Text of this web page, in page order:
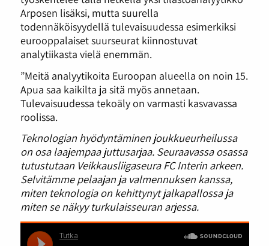
Arposen lisäksi, mutta suurella
todennäköisyydellä tulevaisuudessa esimerkiksi
eurooppalaiset suurseurat kiinnostuvat
analytiikasta vielä enemmän.
”Meitä analyytikoita Euroopan alueella on noin 15.
Apua saa kaikilta ja sitä myös annetaan.
Tulevaisuudessa tekoäly on varmasti kasvavassa
roolissa.
Teknologian hyödyntäminen joukkueurheilussa
on osa laajempaa juttusarjaa. Seuraavassa osassa
tutustutaan Veikkausliigaseura FC Interin arkeen.
Selvitämme pelaajan ja valmennuksen kanssa,
miten teknologia on kehittynyt jalkapallossa ja
miten se näkyy turkulaisseuran arjessa.